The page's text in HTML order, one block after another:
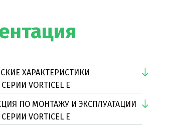
ХАРАКТЕРИСТИКИ
VORTICEL E
ПО МОНТАЖУ И ЭКСПЛУАТАЦИИ
VORTICEL E